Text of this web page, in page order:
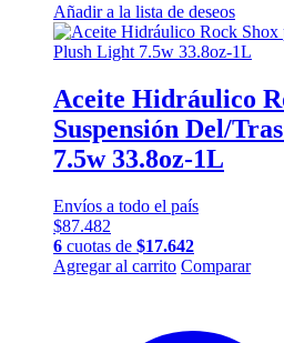
Añadir a la lista de deseos
Aceite Hidráulico
Suspensión Del/
7.5w 33.8oz-1L
Envíos a todo el país
$87.482
6 cuotas de $17.642
Agregar al carrito Comparar